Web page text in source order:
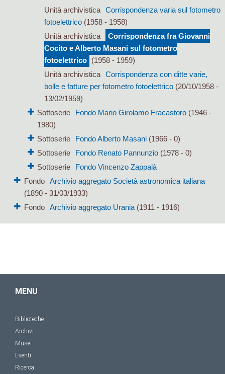
Unità archivistica
Corrispondenza varia sul fotometro
fotoelettrico(1958 - 1958)
Unità archivistica
Corrispondenza fra Giovanni
Cocito e Alberto Masani sul fotometro
fotoelettrico
(1958 - 1959)
Unità archivistica
Corrispondenza con ditte varie,
bolle e fatture per fotometro fotoelettrico(20/10/1958 -
13/02/1959)
Sottoserie
Fondo Mario Girolamo Fracastoro (1946 -
1980)
Sottoserie
Fondo Alberto Masani (1966 - 0)
Sottoserie
Fondo Renato Pannunzio (1978 - 0)
Sottoserie
Fondo Vincenzo Zappalà
Fondo
Archivio aggregato Società astronomica italiana
(1890 - 31/03/1933)
Fondo
Archivio aggregato Urania(1911 - 1916)
MENU
Biblioteche
Archivi
Musei
Eventi
Ricerca